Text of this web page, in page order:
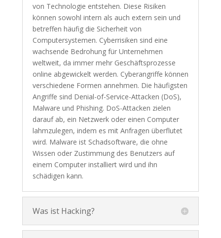
von Technologie entstehen. Diese Risiken
können sowohl intern als auch extern sein und
betreffen häufig die Sicherheit von
Computersystemen. Cyberrisiken sind eine
wachsende Bedrohung für Unternehmen
weltweit, da immer mehr Geschäftsprozesse
online abgewickelt werden. Cyberangriffe können
verschiedene Formen annehmen. Die häufigsten
Angriffe sind Denial-of-Service-Attacken (DoS),
Malware und Phishing. DoS-Attacken zielen
darauf ab, ein Netzwerk oder einen Computer
lahmzulegen, indem es mit Anfragen überflutet
wird. Malware ist Schadsoftware, die ohne
Wissen oder Zustimmung des Benutzers auf
einem Computer installiert wird und ihn
schädigen kann.
Was ist Hacking?